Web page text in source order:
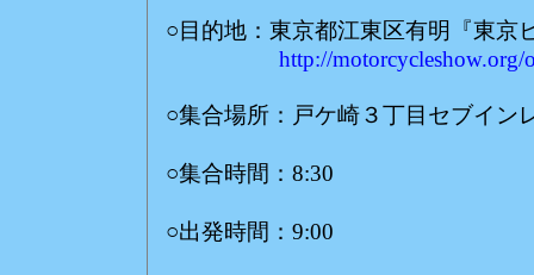
○目的地：東京都江東区有明『東京
http://motorcycleshow.org/
○集合場所：戸ケ崎３丁目セブイン
○集合時間：8:30
○出発時間：9:00